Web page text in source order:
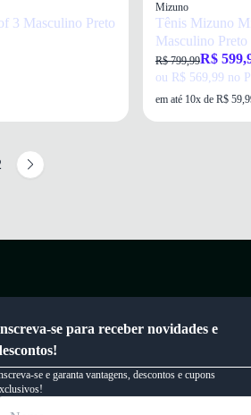
3 Masculino Preto
Mizuno
Tênis Mizuno
Masculino Preto
R$ 799,99R$
ou R$ 569,99 no
em até 10x de R$
se para receber novidades e
se e garanta vantagens, descontos e cupons